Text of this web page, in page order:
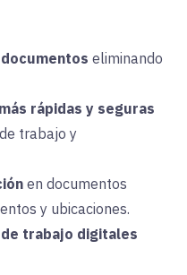
eliminando
rápidas y seguras
trabajo y
en documentos
y ubicaciones.
trabajo digitales